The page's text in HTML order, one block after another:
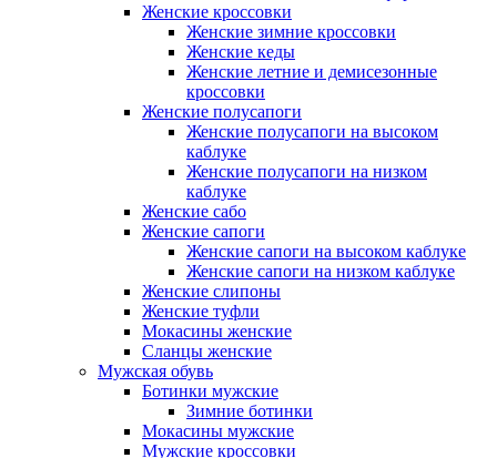
Женские кроссовки
Женские зимние кроссовки
Женские кеды
Женские летние и демисезонные
кроссовки
Женские полусапоги
Женские полусапоги на высоком
каблуке
Женские полусапоги на низком
каблуке
Женские сабо
Женские сапоги
Женские сапоги на высоком каблуке
Женские сапоги на низком каблуке
Женские слипоны
Женские туфли
Мокасины женские
Сланцы женские
Мужская обувь
Ботинки мужские
Зимние ботинки
Мокасины мужские
Мужские кроссовки